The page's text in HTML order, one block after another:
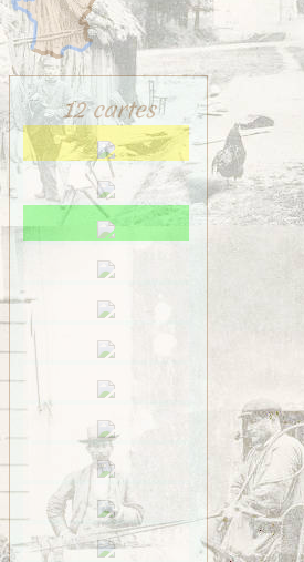
12 cartes